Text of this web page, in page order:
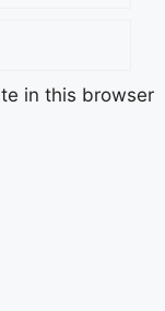
in this browser